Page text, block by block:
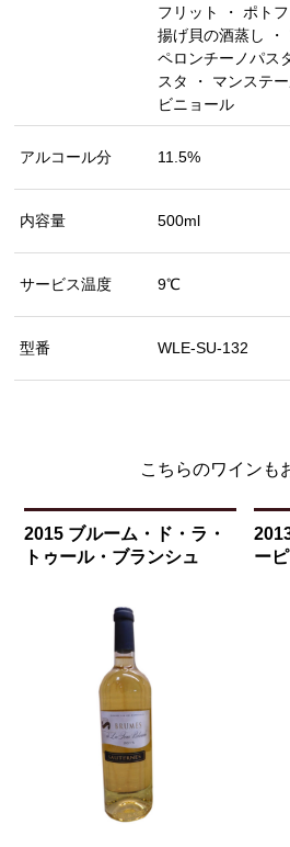
フリット ・ ポト
揚げ貝の酒蒸し
ペロンチーノパス
スタ ・ マンステ
ビニョール
アルコール分 11.5%
内容量 500ml
サービス温度 9℃
型番 WLE-SU-132
こちらのワインも
2015 ブルーム・ド・ラ・
トゥール・ブランシュ
ー